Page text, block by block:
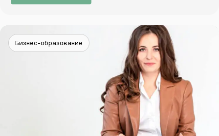
Бизнес-образование